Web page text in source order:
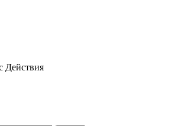
Действия